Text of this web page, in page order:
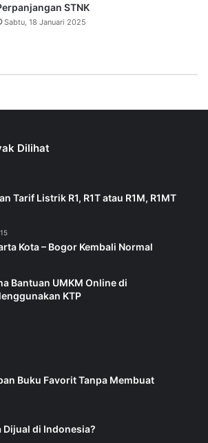
STNK
Sabtu, 18 Januari 2025
Dilihat
Tarif Listrik R1, R1T atau R1M, R1MT
Kota – Bogor Kembali Normal
Bantuan UMKM Online di
KTP
Buku Favorit Tanpa Membuat
Dijual di Indonesia?